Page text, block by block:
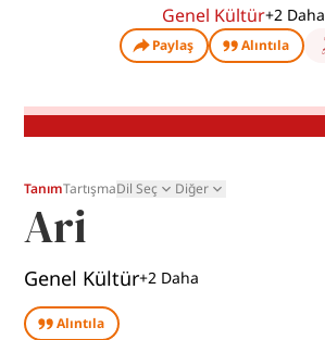
Genel Kültür+2 Daha
Paylaş Alıntıla
TanımTartışmaDil Seç Diğer
Ari
Genel Kültür+2 Daha
Alıntıla